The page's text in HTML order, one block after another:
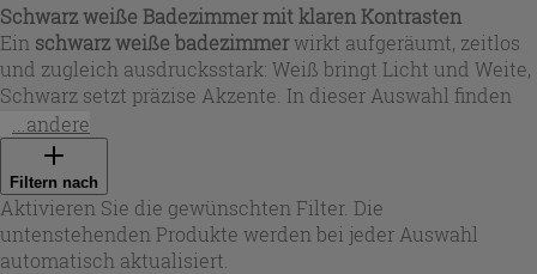
Schwarz weiße Badezimmer mit klaren Kontrasten
Ein schwarz weiße badezimmerwirkt aufgeräumt, zeitlos
und zugleich ausdrucksstark: Weiß bringt Licht und Weite,
Schwarz setzt präzise Akzente. In dieser Auswahl finden
Sie Lösungen, die genau diese Balance treffen – von
glänzend weißen Fronten bis zu mattschwarzen
Oberflächen, kombiniert mit Waschbecken in Weiß oder in
dunkler Steinoptik. So entsteht ein Look, der sowohl
minimalistisch als auch wohnlich wirken kann und perfekt
zumodern badezimmer schwarz weiß passt.
...andere
Filtern nach
Aktivieren Sie die gewünschten Filter. Die
untenstehenden Produkte werden bei jeder Auswahl
automatisch aktualisiert.